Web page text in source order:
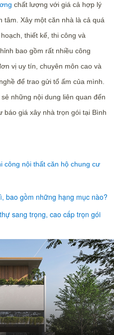
chất lượng với giá cả hợp lý
Xây một căn nhà là cả quá
thiết kế, thi công và
bao gồm rất nhiều công
vị uy tín, chuyên môn cao và
để trao gửi tổ ấm của mình.
những nội dung liên quan đến
báo giá xây nhà trọn gói tại Bình
công nội thất căn hộ chung cư
bao gồm những hạng mục nào?
sang trọng, cao cấp trọn gói